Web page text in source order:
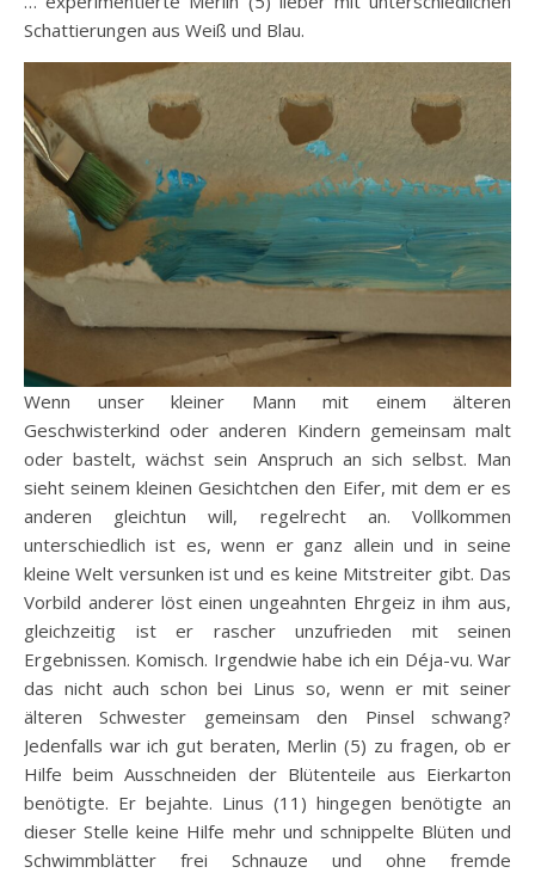
Schattierungen aus Weiß und Blau.
Wenn unser kleiner Mann mit einem älteren
Geschwisterkind oder anderen Kindern gemeinsam malt
oder bastelt, wächst sein Anspruch an sich selbst. Man
sieht seinem kleinen Gesichtchen den Eifer, mit dem er es
anderen gleichtun will, regelrecht an. Vollkommen
unterschiedlich ist es, wenn er ganz allein und in seine
kleine Welt versunken ist und es keine Mitstreiter gibt. Das
Vorbild anderer löst einen ungeahnten Ehrgeiz in ihm aus,
gleichzeitig ist er rascher unzufrieden mit seinen
Ergebnissen. Komisch. Irgendwie habe ich ein Déja-vu. War
das nicht auch schon bei Linus so, wenn er mit seiner
älteren Schwester gemeinsam den Pinsel schwang?
Jedenfalls war ich gut beraten, Merlin (5) zu fragen, ob er
Hilfe beim Ausschneiden der Blütenteile aus Eierkarton
benötigte. Er bejahte. Linus (11) hingegen benötigte an
dieser Stelle keine Hilfe mehr und schnippelte Blüten und
Schwimmblätter frei Schnauze und ohne fremde